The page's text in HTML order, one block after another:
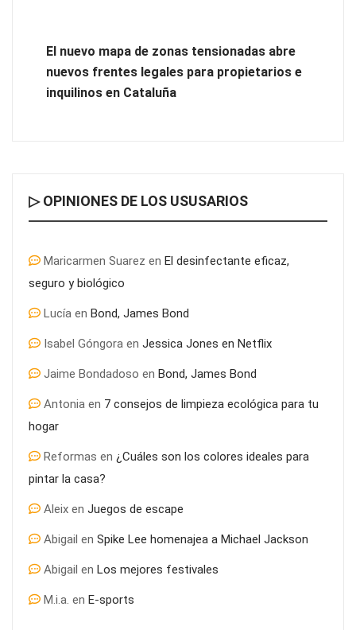
El nuevo mapa de zonas tensionadas abre
nuevos frentes legales para propietarios e
inquilinos en Cataluña
▷ OPINIONES DE LOS USUSARIOS
Maricarmen Suarez en El desinfectante eficaz,
seguro y biológico
Lucía en Bond, James Bond
Isabel Góngora en Jessica Jones en Netflix
Jaime Bondadoso en Bond, James Bond
Antonia en 7 consejos de limpieza ecológica para tu
hogar
Reformas en ¿Cuáles son los colores ideales para
pintar la casa?
Aleix en Juegos de escape
Abigail en Spike Lee homenajea a Michael Jackson
Abigail en Los mejores festivales
M.i.a. en E-sports